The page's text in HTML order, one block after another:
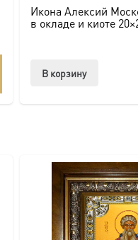
Икона Алексий
в окладе и киоте
В корзину